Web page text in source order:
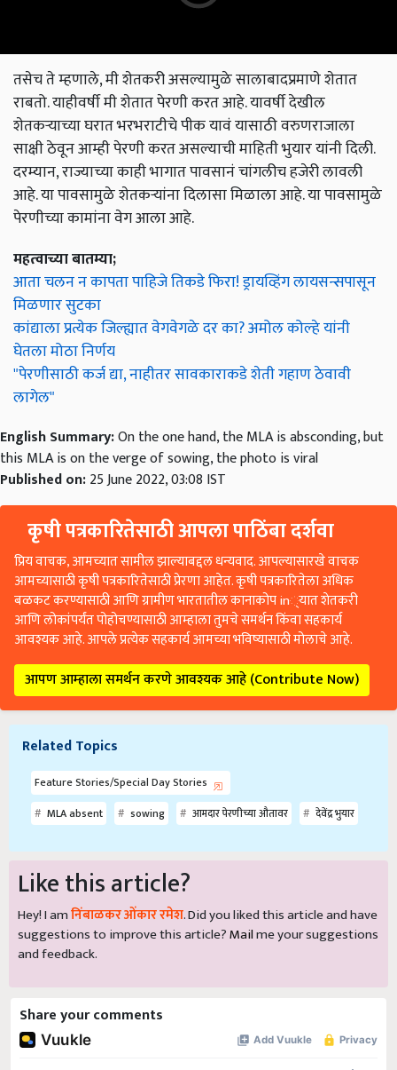
तसेच ते म्हणाले, मी शेतकरी असल्यामुळे सालाबादप्रमाणे शेतात
राबतो. याहीवर्षी मी शेतात पेरणी करत आहे. यावर्षी देखील
शेतकऱ्याच्या घरात भरभराटीचे पीक यावं यासाठी वरुणराजाला
साक्षी ठेवून आम्ही पेरणी करत असल्याची माहिती भुयार यांनी दिली.
दरम्यान, राज्याच्या काही भागात पावसानं चांगलीच हजेरी लावली
आहे. या पावसामुळे शेतकऱ्यांना दिलासा मिळाला आहे. या पावसामुळे
पेरणीच्या कामांना वेग आला आहे.
महत्वाच्या बातम्या;
आता चलन न कापता पाहिजे तिकडे फिरा! ड्रायव्हिंग लायसन्सपासून
मिळणार सुटका
कांद्याला प्रत्येक जिल्ह्यात वेगवेगळे दर का? अमोल कोल्हे यांनी
घेतला मोठा निर्णय
"पेरणीसाठी कर्ज द्या, नाहीतर सावकाराकडे शेती गहाण ठेवावी
लागेल"
English Summary:On the one hand, the MLA is absconding, but
this MLA is on the verge of sowing, the photo is viral
Published on:25 June 2022, 03:08 IST
कृषी पत्रकारितेसाठी आपला पाठिंबा दर्शवा
प्रिय वाचक, आमच्यात सामील झाल्याबद्दल धन्यवाद. आपल्यासारखे वाचक
आमच्यासाठी कृषी पत्रकारितेसाठी प्रेरणा आहेत. कृषी पत्रकारितेला अधिक
बळकट करण्यासाठी आणि ग्रामीण भारतातील कानाकोप in्यात शेतकरी
आणि लोकांपर्यंत पोहोचण्यासाठी आम्हाला तुमचे समर्थन किंवा सहकार्य
आवश्यक आहे. आपले प्रत्येक सहकार्य आमच्या भविष्यासाठी मोलाचे आहे.
आपण आम्हाला समर्थन करणे आवश्यक आहे (Contribute Now)
Related Topics
Feature Stories/Special Day Stories
MLA absent
sowing आमदार पेरणीच्या औतावर देवेंद्र भुयार
Like this article?
Hey! I amनिंबाळकर ओंकार रमेश. Did you liked this article and have
suggestions to improve this article?Mailme your suggestions
and feedback.
Share your comments